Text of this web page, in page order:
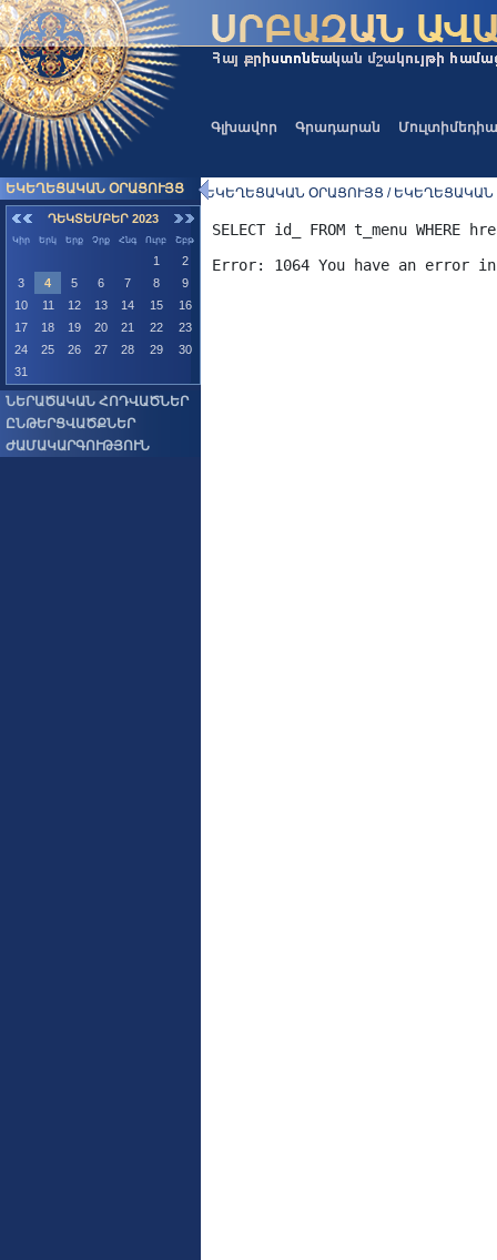
Գլխավոր Գրադարան Մուլտիմեդիա
ԵԿԵՂԵՑԱԿԱՆ ՕՐԱՑՈՒՅՑ
ԴԵԿՏԵՄԲԵՐ 2023
Կիր Երկ Երք Չրք Հնգ Ուրբ Շբթ
1
2
3
4 5 6 7 8
9
10
11 12 13 14 15
16
17
18 19 20 21 22
23
24
25 26 27 28 29
30
31
ՆԵՐԱԾԱԿԱՆ ՀՈԴՎԱԾՆԵՐ
ԸՆԹԵՐՑՎԱԾՔՆԵՐ
ԺԱՄԱԿԱՐԳՈՒԹՅՈՒՆ
ԵԿԵՂԵՑԱԿԱՆ ՕՐԱՑՈՒՅՑ / ԵԿԵՂԵՑԱԿԱՆ
SELECT id_ FROM t_menu